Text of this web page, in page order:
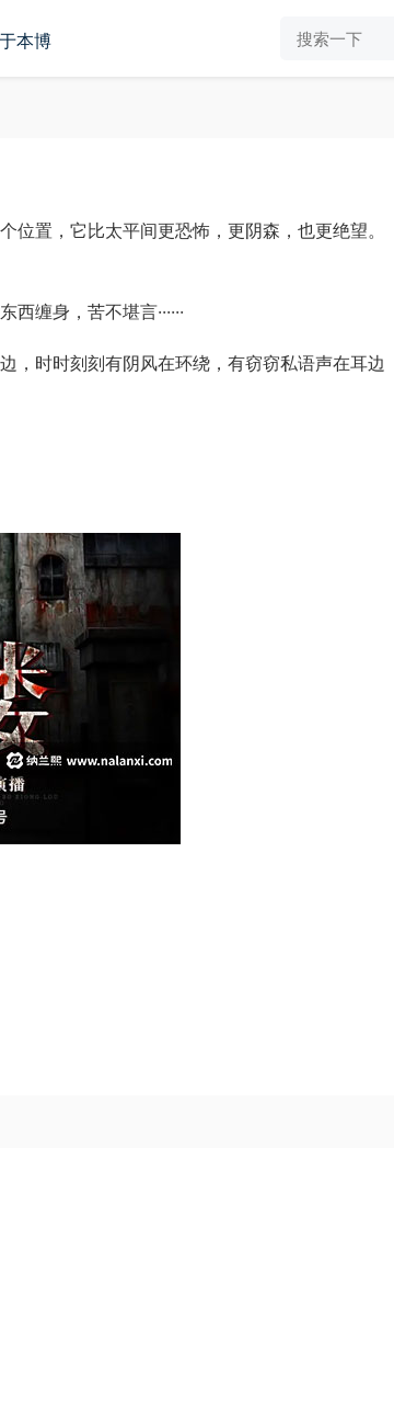
本博
置，它比太平间更恐怖，更阴森，也更绝望。
缠身，苦不堪言······
时时刻刻有阴风在环绕，有窃窃私语声在耳边